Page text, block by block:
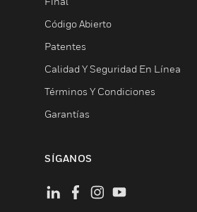
Código Abierto
Patentes
Calidad Y Seguridad En Línea
Términos Y Condiciones
Garantías
SÍGANOS